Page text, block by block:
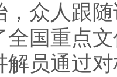
人跟随
国重点
解员通过